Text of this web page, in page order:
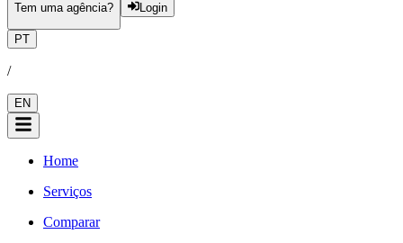
Tem uma agência? Login
PT
/
EN
Home
Serviços
Comparar